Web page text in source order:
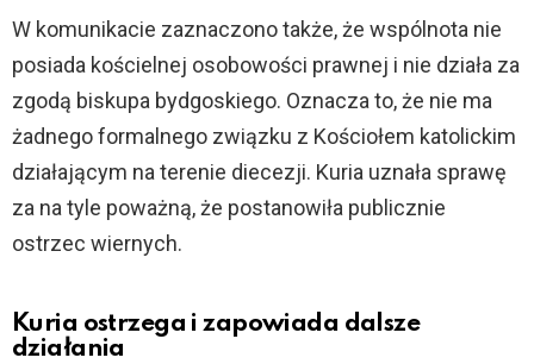
W komunikacie zaznaczono także, że wspólnota nie
posiada kościelnej osobowości prawnej i nie działa za
zgodą biskupa bydgoskiego. Oznacza to, że nie ma
żadnego formalnego związku z Kościołem katolickim
działającym na terenie diecezji. Kuria uznała sprawę
za na tyle poważną, że postanowiła publicznie
ostrzec wiernych.
Kuria ostrzega i zapowiada dalsze
działania